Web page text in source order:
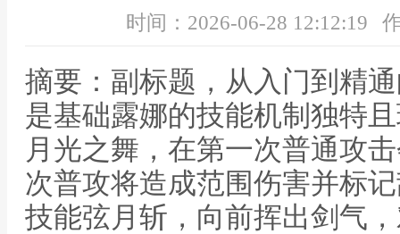
时间：2026-06-28 12:12:19
摘要：副标题，从入门到精
是基础露娜的技能机制独特
月光之舞，在第一次普通攻
次普攻将造成范围伤害并标
技能弦月斩，向前挥出剑气